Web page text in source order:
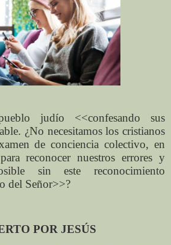
judío <<confesando sus
¿No necesitamos los cristianos
de conciencia colectivo, en
reconocer nuestros errores y
sin este reconocimiento
del Señor>>?
POR JESÚS